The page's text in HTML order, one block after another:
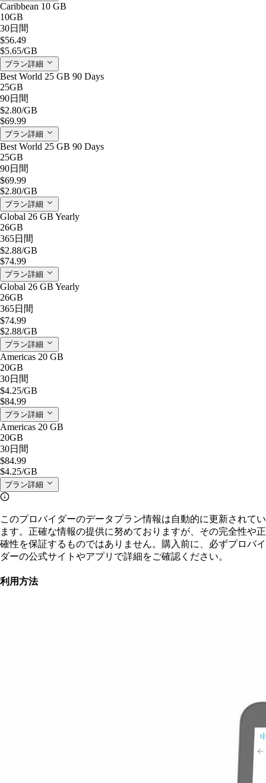
Caribbean 10 GB
10GB
30日間
$56.49
$5.65/GB
プラン詳細
Best World 25 GB 90 Days
25GB
90日間
$2.80/GB
$69.99
プラン詳細
Best World 25 GB 90 Days
25GB
90日間
$69.99
$2.80/GB
プラン詳細
Global 26 GB Yearly
26GB
365日間
$2.88/GB
$74.99
プラン詳細
Global 26 GB Yearly
26GB
365日間
$74.99
$2.88/GB
プラン詳細
Americas 20 GB
20GB
30日間
$4.25/GB
$84.99
プラン詳細
Americas 20 GB
20GB
30日間
$84.99
$4.25/GB
プラン詳細
このプロバイダーのデータプラン情報は自動的に更新されてい
ます。正確な情報の提供に努めておりますが、その完全性や正
確性を保証するものではありません。購入前に、必ずプロバイ
ダーの公式サイトやアプリで詳細をご確認ください。
利用方法